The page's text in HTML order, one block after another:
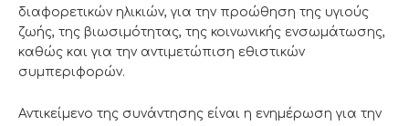
διαφορετικών ηλικιών, για την προώθηση της υγιούς
ζωής, της βιωσιμότητας, της κοινωνικής ενσωμάτωσης,
καθώς και για την αντιμετώπιση εθιστικών
συμπεριφορών.
Αντικείμενο της συνάντησης είναι η ενημέρωση για την